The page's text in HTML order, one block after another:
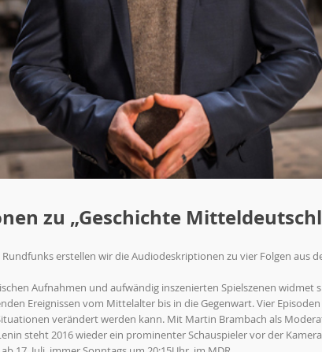
zu „Geschichte
erstellen wir die Audiodeskriptionen zu vier Folgen aus
Aufnahmen und aufwändig inszenierten Spielszenen widmet
Ereignissen vom Mittelalter bis in die Gegenwart. Vier
verändert werden kann. Mit Martin Brambach als
steht 2016 wieder ein prominenter Schauspieler vor der